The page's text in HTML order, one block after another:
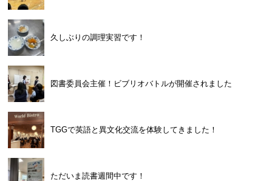
久しぶりの調理実習です！
図書委員会主催！ビブリオバトルが開催されました
TGGで英語と異文化交流を体験してきました！
ただいま読書週間中です！